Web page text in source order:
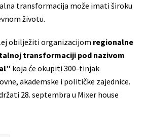
transformacija može imati široku
životu.
obilježiti organizacijom regionalne
transformaciji pod nazivom
koja će okupiti 300-tinjak
akademske i političke zajednice.
28. septembra u Mixer house